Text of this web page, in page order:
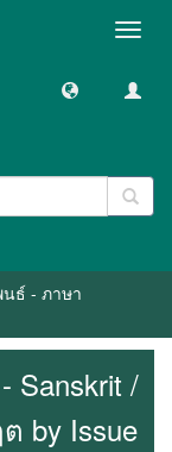
นธ์ - ภาษา
Sanskrit /
by Issue